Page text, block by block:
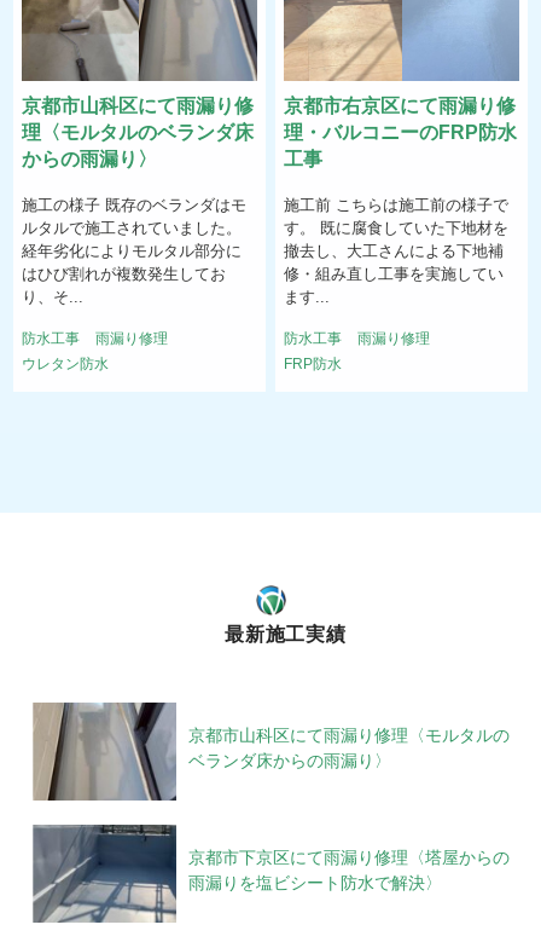
京都市山科区にて雨漏り修
理〈モルタルのベランダ床
からの雨漏り〉
施工の様子 既存のベランダはモ
ルタルで施工されていました。
経年劣化によりモルタル部分に
はひび割れが複数発生してお
り、そ...
防水工事
雨漏り修理
ウレタン防水
京都市右京区にて雨漏り修
理・バルコニーのFRP防水
工事
施工前 こちらは施工前の様子で
す。 既に腐食していた下地材を
撤去し、大工さんによる下地補
修・組み直し工事を実施してい
ます...
防水工事
雨漏り修理
FRP防水
最新施工実績
京都市山科区にて雨漏り修理〈モルタルの
ベランダ床からの雨漏り〉
京都市下京区にて雨漏り修理〈塔屋からの
雨漏りを塩ビシート防水で解決〉